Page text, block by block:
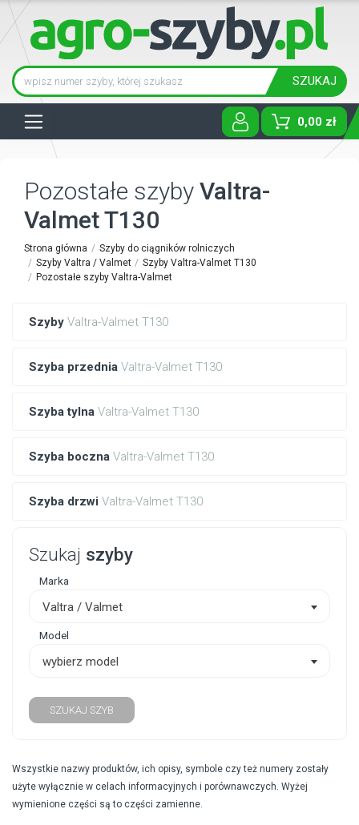
SZUKAJ
0,00 zł
Szyby Valtra-Valmet T130
Szyba przednia Valtra-Valmet T130
Szyba tylna Valtra-Valmet T130
Szyba boczna Valtra-Valmet T130
Szyba drzwi Valtra-Valmet T130
Szukaj szyby
Marka
Valtra / Valmet
Model
wybierz model
SZUKAJ SZYB
Pozostałe szyby Valtra-
Valmet T130
Strona główna
Szyby do ciągników rolniczych
Szyby Valtra / Valmet
Szyby Valtra-Valmet T130
Pozostałe szyby Valtra-Valmet
Wszystkie nazwy produktów, ich opisy, symbole czy też numery zostały
użyte wyłącznie w celach informacyjnych i porównawczych. Wyżej
wymienione części są to części zamienne.